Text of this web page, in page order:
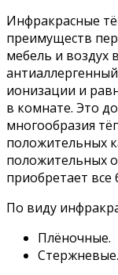
Инфракрасные
преимуществ
мебель и
ионизации и
в комнате. Это
многообразия
положительных
положительных
приобретает
По виду
Плёночные.
Стержневые.